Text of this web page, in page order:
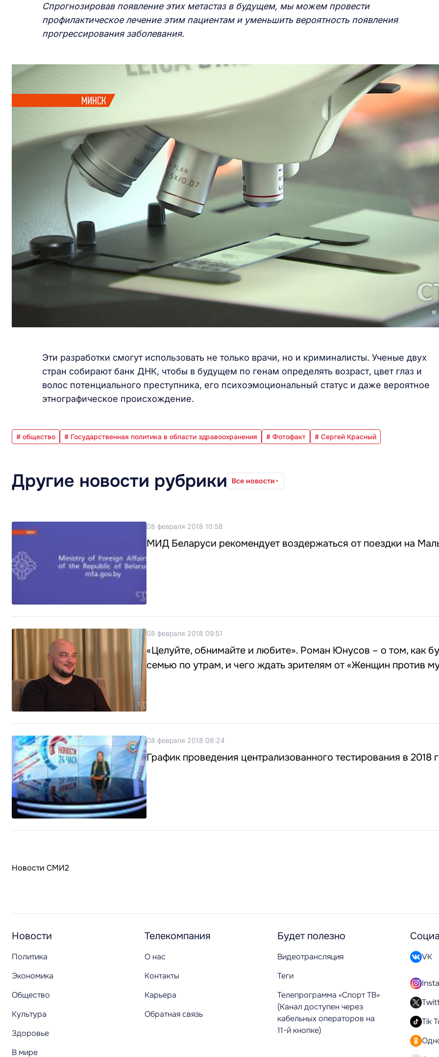
Спрогнозировав появление этих метастаз в будущем, мы можем провести
профилактическое лечение этим пациентам и уменьшить вероятность появления
прогрессирования заболевания.
Эти разработки смогут использовать не только врачи, но и криминалисты. Ученые двух
стран собирают банк ДНК, чтобы в будущем по генам определять возраст, цвет глаз и
волос потенциального преступника, его психоэмоциональный статус и даже вероятное
этнографическое происхождение.
# общество # Государственная политика в области здравоохранения # Фотофакт # Сергей Красный
Другие новости рубрики Все новости
08 февраля 2018 10:58
МИД Беларуси рекомендует воздержаться от поездки на
08 февраля 2018 09:51
«Целуйте, обнимайте и любите». Роман Юнусов – о том, как
семью по утрам, и чего ждать зрителям от «Женщин против
08 февраля 2018 08:24
График проведения централизованного тестирования в 2018
Новости СМИ2
Новости
Политика
Экономика
Общество
Культура
Здоровье
В мире
Телекомпания
О нас
Контакты
Карьера
Обратная связь
Будет полезно
Видеотрансляция
Теги
Телепрограмма «Спорт ТВ»
(Канал доступен через
кабельных операторов на
11-й кнопке)
VK
Tik